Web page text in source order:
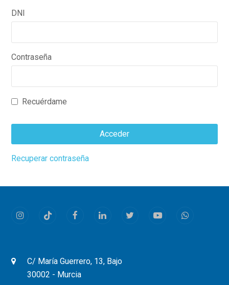
DNI
Contraseña
Recuérdame
Acceder
This
should
left
Recuperar contraseña
InstagramTiktok FacebookLinkedInTwitterYoutubeWhatsapp
C/ María Guerrero, 13, Bajo
30002 - Murcia